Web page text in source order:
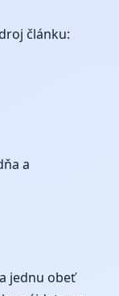
článku:
a
jednu obeť